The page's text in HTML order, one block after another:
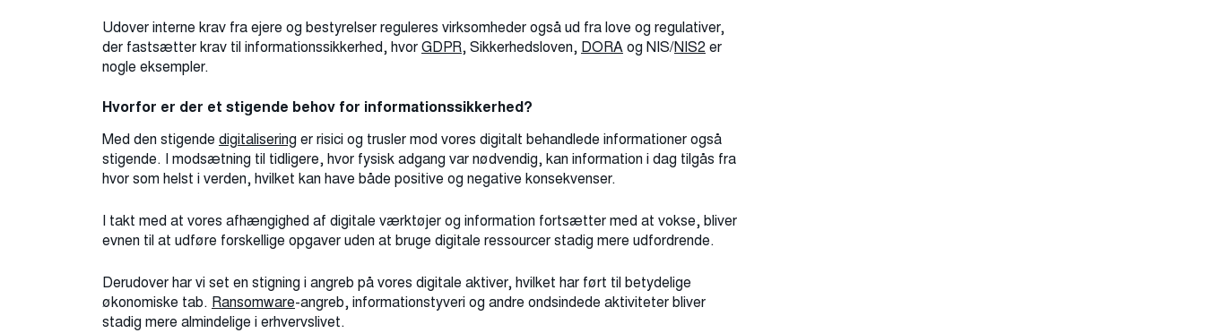
Udover interne krav fra ejere og bestyrelser reguleres virksomheder også ud fra love og regulativer,
der fastsætter krav til informationssikkerhed, hvorGDPR, Sikkerhedsloven, DORAog NIS/NIS2 er
nogle eksempler.
Hvorfor er der et stigende behov for informationssikkerhed?
Med den stigende digitalisering er risici og trusler mod vores digitalt behandlede informationer også
stigende. I modsætning til tidligere, hvor fysisk adgang var nødvendig, kan information i dag tilgås fra
hvor som helst i verden, hvilket kan have både positive og negative konsekvenser.
I takt med at vores afhængighed af digitale værktøjer og information fortsætter med at vokse, bliver
evnen til at udføre forskellige opgaver uden at bruge digitale ressourcer stadig mere udfordrende.
Derudover har vi set en stigning i angreb på vores digitale aktiver, hvilket har ført til betydelige
økonomiske tab. Ransomware-angreb, informationstyveri og andre ondsindede aktiviteter bliver
stadig mere almindelige i erhvervslivet.